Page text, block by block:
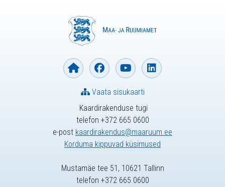
Kaardirakenduse tugi
telefon +372 665 0600
e-post kaardirakendus@maaruum.ee
Korduma kippuvad küsimused
Vaata sisukaarti
Mustamäe tee 51, 10621 Tallinn
telefon +372 665 0600